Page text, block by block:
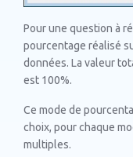
Pour une question à
pourcentage réalisé
données. La valeur
est 100%.
Ce mode de
choix, pour chaque
multiples.